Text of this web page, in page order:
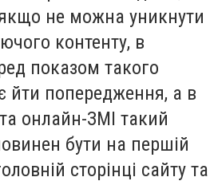
не можна уникнути
контенту, в
показом такого
йти попередження, а в
онлайн-ЗМІ такий
бути на першій
сторінці сайту та